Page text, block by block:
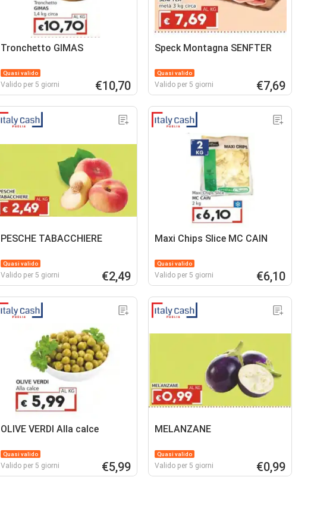
Tronchetto GIMAS
Quasi valido
Valido per 5 giorni €10,70
Speck Montagna SENFTER
Quasi valido
Valido per 5 giorni €7,69
PESCHE TABACCHIERE
Quasi valido
Valido per 5 giorni €2,49
Maxi Chips Slice MC CAIN
Quasi valido
Valido per 5 giorni €6,10
OLIVE VERDI Alla calce
Quasi valido
Valido per 5 giorni €5,99
MELANZANE
Quasi valido
Valido per 5 giorni €0,99